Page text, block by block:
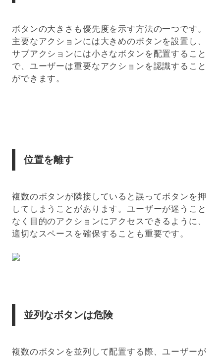
ボタンの大きさも優先度を示す方法の一つです。
主要なアクションには大きめのボタンを設置し、
サブアクションには小さなボタンを配置すること
で、ユーザーは重要なアクションを認識すること
ができます。
位置を離す
複数のボタンが隣接していると誤ってボタンを押
してしまうことがあります。ユーザーが迷うこと
なく目的のアクションにアクセスできるように、
適切なスペースを確保することも重要です。
並列なボタンは危険
複数のボタンを並列して配置する際、ユーザーが